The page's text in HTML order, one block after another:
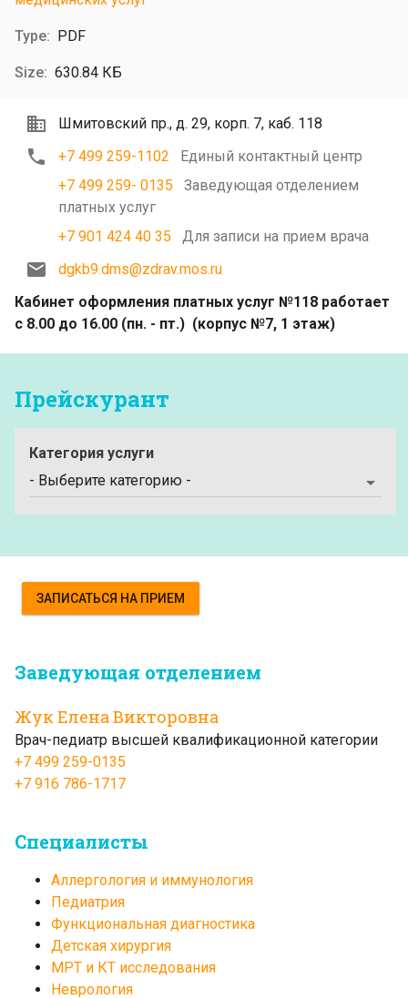
PDF
630.84 КБ
Шмитовский пр., д. 29, корп. 7, каб. 118
+7 499 259-1102
Единый контактный центр
+7 499 259- 0135
Заведующая отделением
платных услуг
+7 901 424 40 35
Для записи на прием врача
dgkb9.dms@zdrav.mos.ru
Кабинет оформления платных услуг №118 работает
с 8.00 до 16.00 (пн. - пт.) (корпус №7, 1 этаж)
Прейскурант
Категория услуги
ЗАПИСАТЬСЯ НА ПРИЕМ
Заведующая отделением
Жук Елена Викторовна
Врач-педиатр высшей квалификационной категории
+7 499 259-0135
+7 916 786-1717
Специалисты
Аллергология и иммунология
Педиатрия
Функциональная диагностика
Детская хирургия
МРТ и КТ исследования
Неврология